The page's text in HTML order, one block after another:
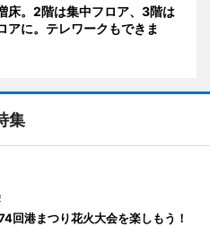
床。2階は集中フロア、3階は
アに。テレワークもできま
集
回港まつり花火大会を楽しもう！